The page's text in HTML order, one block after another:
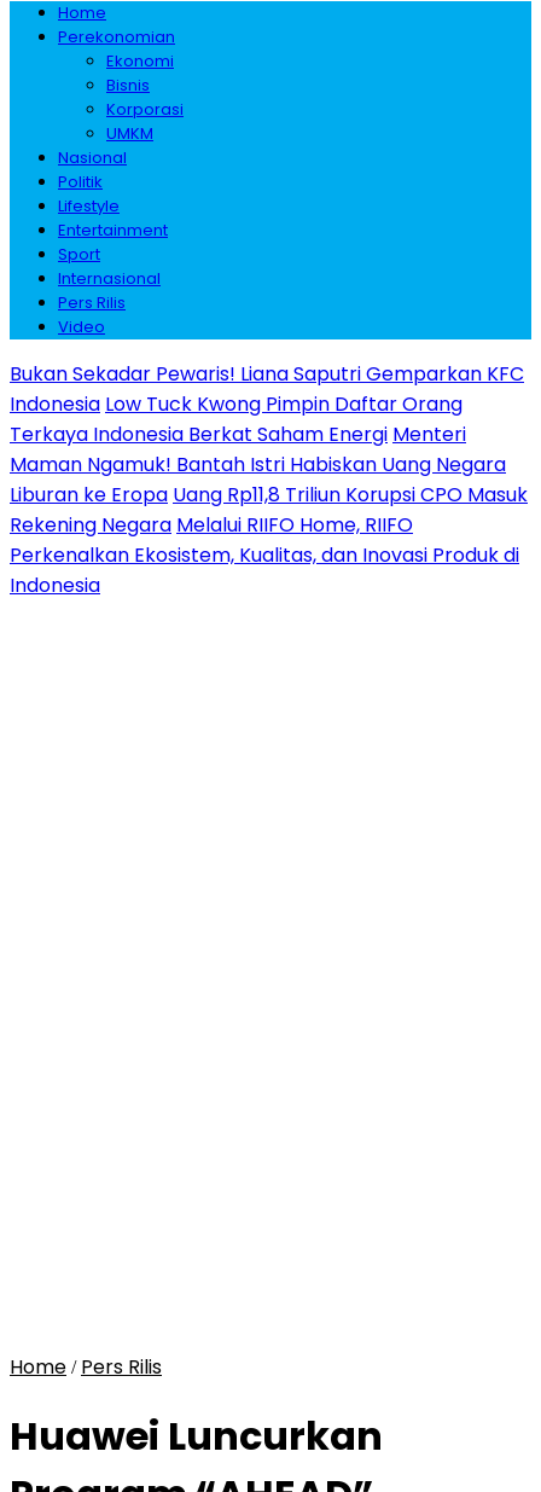
Home
Perekonomian
Ekonomi
Bisnis
Korporasi
UMKM
Nasional
Politik
Lifestyle
Entertainment
Sport
Internasional
Pers Rilis
Video
Bukan Sekadar Pewaris! Liana Saputri Gemparkan KFC
Indonesia Low Tuck Kwong Pimpin Daftar Orang
Terkaya Indonesia Berkat Saham Energi Menteri
Maman Ngamuk! Bantah Istri Habiskan Uang Negara
Liburan ke Eropa Uang Rp11,8 Triliun Korupsi CPO Masuk
Rekening Negara Melalui RIIFO Home, RIIFO
Perkenalkan Ekosistem, Kualitas, dan Inovasi Produk di
Indonesia
Home / Pers Rilis
Huawei Luncurkan